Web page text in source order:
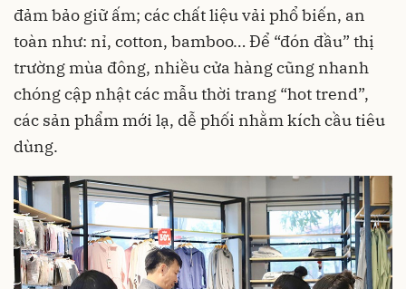
đảm bảo giữ ấm; các chất liệu vải phổ biến, an
toàn như: nỉ, cotton, bamboo… Để “đón đầu” thị
trường mùa đông, nhiều cửa hàng cũng nhanh
chóng cập nhật các mẫu thời trang “hot trend”,
các sản phẩm mới lạ, dễ phối nhằm kích cầu tiêu
dùng.